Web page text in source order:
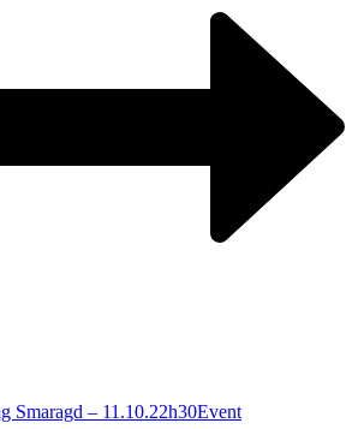
Smaragd – 11.10.22h30Event